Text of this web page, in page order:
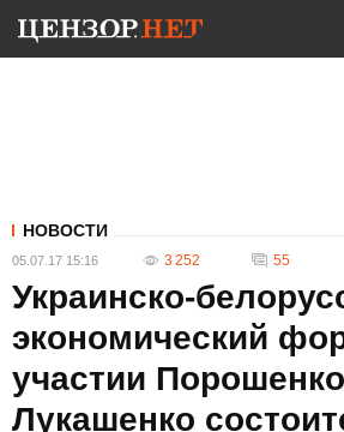
НОВОСТИ
05.07.17 15:16 3 252 55
Украинско-
экономический
участии
Лукашенко